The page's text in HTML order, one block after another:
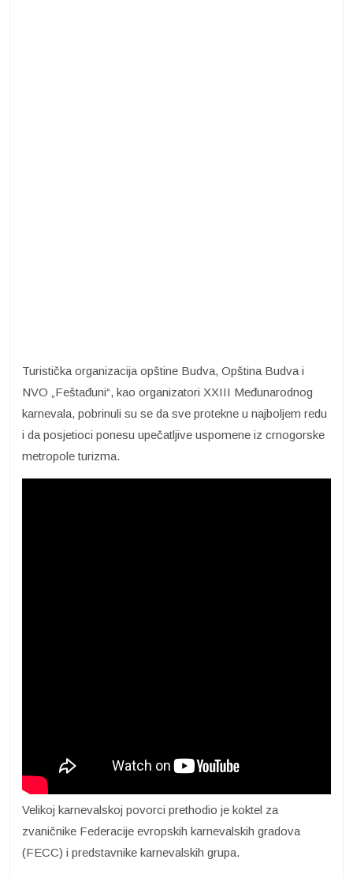
Turistička organizacija opštine Budva, Opština Budva i
NVO „Feštađuni“, kao organizatori XXIII Međunarodnog
karnevala, pobrinuli su se da sve protekne u najboljem redu
i da posjetioci ponesu upečatljive uspomene iz crnogorske
metropole turizma.
Velikoj karnevalskoj povorci prethodio je koktel za
zvaničnike Federacije evropskih karnevalskih gradova
(FECC) i predstavnike karnevalskih grupa.